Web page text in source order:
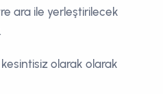
ara ile yerleştirilecek
olarak olarak